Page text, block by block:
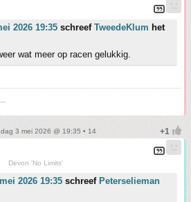
2026 19:35 schreef TweedeKlum het
wat meer op racen gelukkig.
—
3 mei 2026 @ 19:35 • 14
Devon 'No Limits'
2026 19:35 schreef Peterselieman